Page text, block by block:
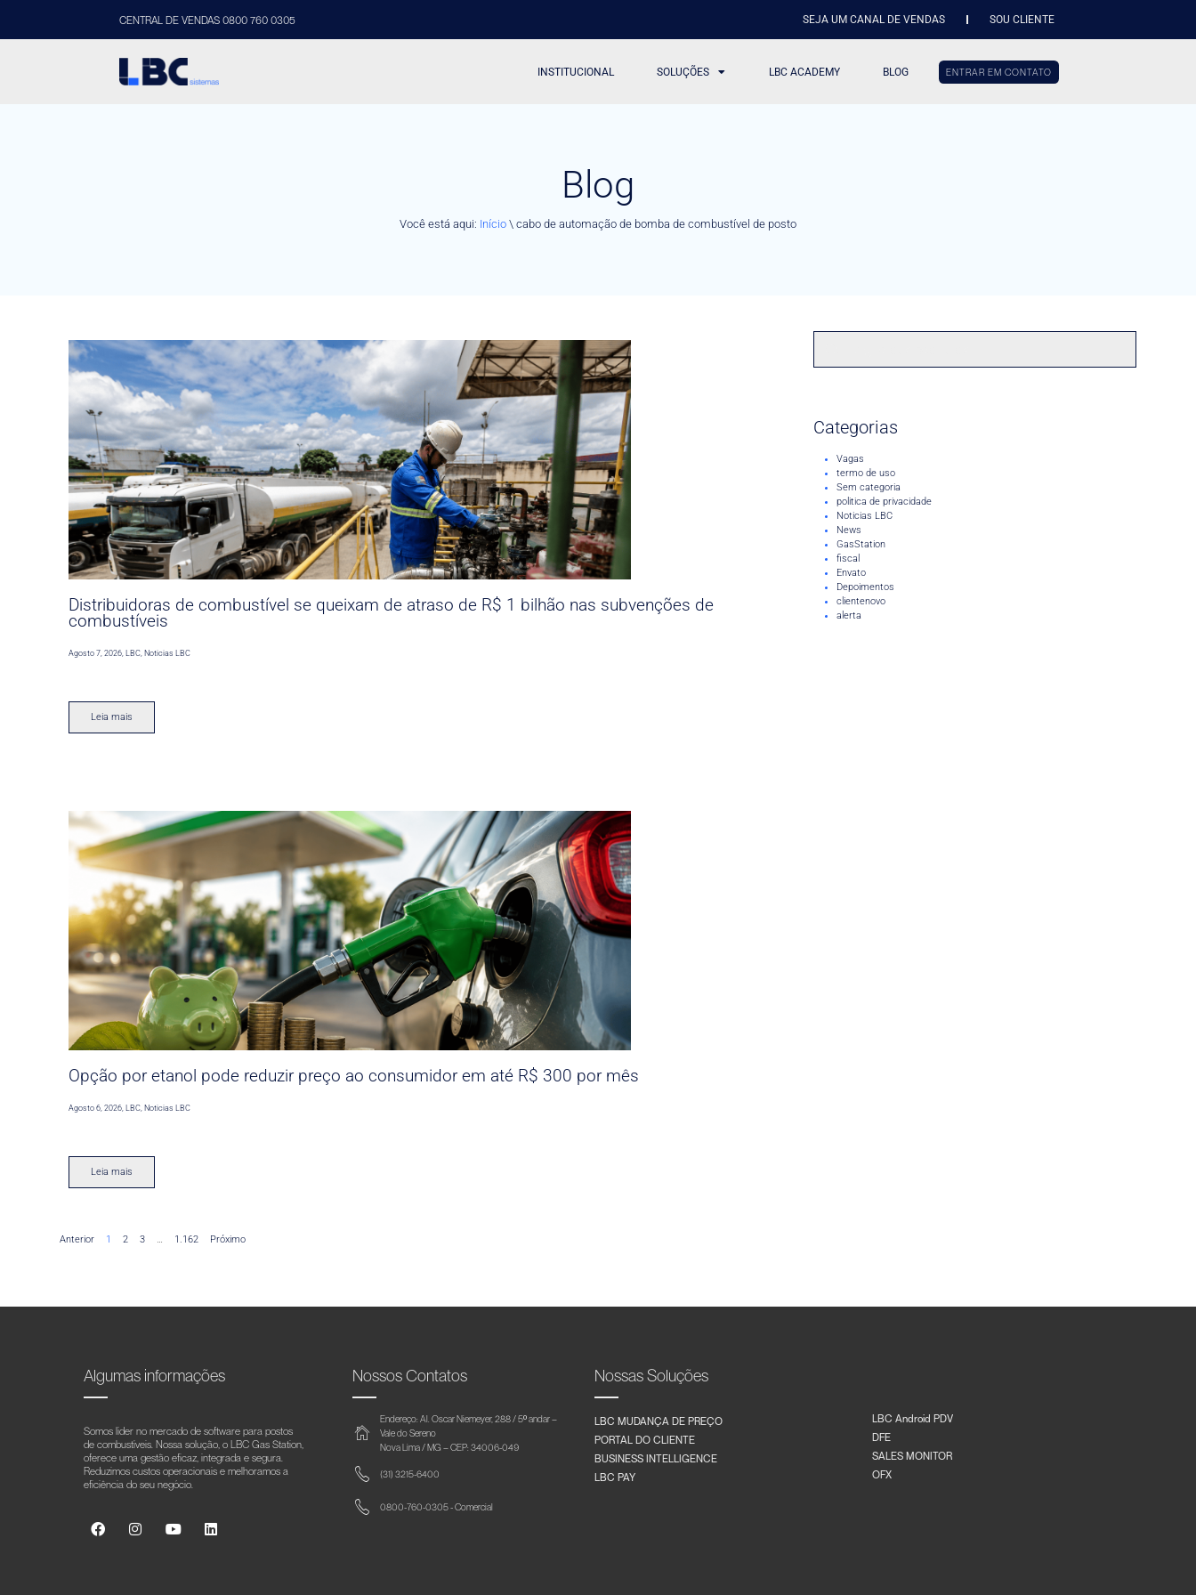
CENTRAL DE VENDAS 0800 760 0305 SEJA UM CANAL DE VENDAS SOU CLIENTE
INSTITUCIONAL SOLUÇÕES LBC ACADEMY BLOG ENTRAR EM CONTATO
Blog
Você está aqui: Início \ cabo de automação de bomba de combustível de posto
Distribuidoras de combustível se queixam de atraso de R$ 1 bilhão nas subvenções de
combustíveis
Agosto 7, 2026,LBC,Noticias LBC
Leia mais
Opção por etanol pode reduzir preço ao consumidor em até R$ 300 por mês
Agosto 6, 2026 ,LBC Noticias LBC
Leia mais
Anterior 1 2 3 … 1.162 Próximo
Categorias
Vagas
termo de uso
Sem categoria
politica de privacidade
Noticias LBC
News
GasStation
fiscal
Envato
Depoimentos
clientenovo
alerta
Algumas informações
Somos líder no mercado de software para postos
de combustíveis. Nossa solução, o LBC Gas Station,
oferece uma gestão eficaz, integrada e segura.
Reduzimos custos operacionais e melhoramos a
eficiência do seu negócio.
Nossos Contatos
Endereço: Al. Oscar Niemeyer, 288 / 5º andar –
Vale do Sereno
Nova Lima / MG – CEP: 34006-049
(31) 3215-6400
0800-760-0305 - Comercial
Nossas Soluções
LBC MUDANÇA DE PREÇO
PORTAL DO CLIENTE
BUSINESS INTELLIGENCE
LBC PAY
LBC Android PDV
DFE
SALES MONITOR
OFX